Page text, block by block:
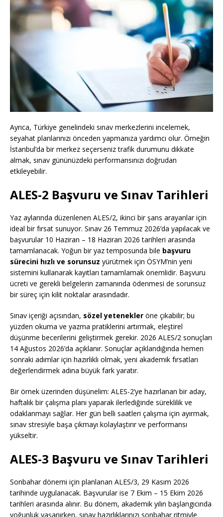
Ayrıca, Türkiye genelindeki sınav merkezlerini incelemek,
seyahat planlarınızı önceden yapmanıza yardımcı olur. Örneğin
İstanbul’da bir merkez seçerseniz trafik durumunu dikkate
almak, sınav gününüzdeki performansınızı doğrudan
etkileyebilir.
ALES-2 Başvuru ve Sınav Tarihleri
Yaz aylarında düzenlenen ALES/2, ikinci bir şans arayanlar için
ideal bir fırsat sunuyor. Sınav 26 Temmuz 2026’da yapılacak ve
başvurular 10 Haziran – 18 Haziran 2026 tarihleri arasında
tamamlanacak. Yoğun bir yaz temposunda bile başvuru
sürecini hızlı ve sorunsuz yürütmek için ÖSYM’nin yeni
sistemini kullanarak kayıtları tamamlamak önemlidir. Başvuru
ücreti ve gerekli belgelerin zamanında ödenmesi de sorunsuz
bir süreç için kilit noktalar arasındadır.
Sınav içeriği açısından, sözel yetenekler öne çıkabilir; bu
yüzden okuma ve yazma pratiklerini artırmak, eleştirel
düşünme becerilerini geliştirmek gerekir. 2026 ALES/2 sonuçları
14 Ağustos 2026’da açıklanır. Sonuçlar açıklandığında hemen
sonraki adımlar için hazırlıklı olmak, yeni akademik fırsatları
değerlendirmek adına büyük fark yaratır.
Bir örnek üzerinden düşünelim: ALES-2’ye hazırlanan bir aday,
haftalık bir çalışma planı yaparak ilerlediğinde süreklilik ve
odaklanmayı sağlar. Her gün belli saatleri çalışma için ayırmak,
sınav stresiyle başa çıkmayı kolaylaştırır ve performansı
yükseltir.
ALES-3 Başvuru ve Sınav Tarihleri
Sonbahar dönemi için planlanan ALES/3, 29 Kasım 2026
tarihinde uygulanacak. Başvurular ise 7 Ekim – 15 Ekim 2026
tarihleri arasında alınır. Bu dönem, akademik yılın başlangıcında
yoğunluk yaşanırken, sınav hazırlıklarınızı sonbahar ritmiyle